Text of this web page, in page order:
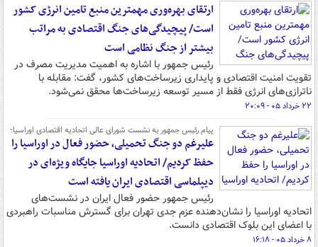
ارتقای بهره‌وری مهمترین منبع تامین انرژی کشور
است/ پیچیدگی‌های جنگ اقتصادی به مراتب
بیشتر از جنگ نظامی است
رئیس جمهور با اشاره به اهمیت مدیریت مصرف در
تقویت امنیت اقتصادی و پایداری زیرساخت‌های کشور، گفت: مقابله با
ناترازی‌های انرژی فقط از مسیر توسعه زیرساخت‌ها محقق نمی‌شود.
۲۲ خرداد ۰۵ - ۲۰:۰۹
پیام رئیس جمهور به نشست شورای عالی اتحادیه اقتصادی اوراسیا؛
علیرغم دو جنگ تحمیلی، حضور فعال در اوراسیا را
حفظ کردیم/ اتحادیه اوراسیا جایگاه ویژه‌ای در
دیپلماسی اقتصادی ایران یافته است
رئیس جمهور حضور فعال ایران در نشست‌های
اتحادیه اوراسیا را نشان‌دهنده عزم جدی تهران برای گسترش مناسبات راهبردی
با اعضای این بلوک اقتصادی دانست.
۸ خرداد ۰۵ - ۱۶:۱۸